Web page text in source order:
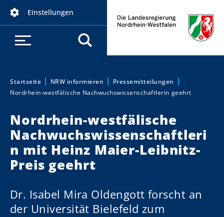
Einstellungen
Sie sind hier:
Startseite NRW informieren
Pressemitteilungen
Nordrhein-westfälische Nachwuchswissenschaftlerin geehrt
Nordrhein-westfälische
Nachwuchswissenschaftleri
n mit Heinz Maier-Leibnitz-
Preis geehrt
Dr. Isabel Mira Oldengott forscht an
der Universität Bielefeld zum